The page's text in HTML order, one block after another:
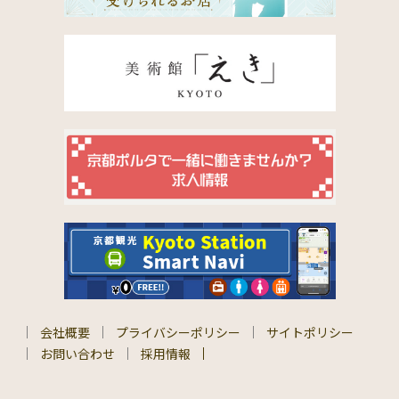
会社概要 プライバシーポリシー
サイトポリシー
お問い合わせ
採用情報